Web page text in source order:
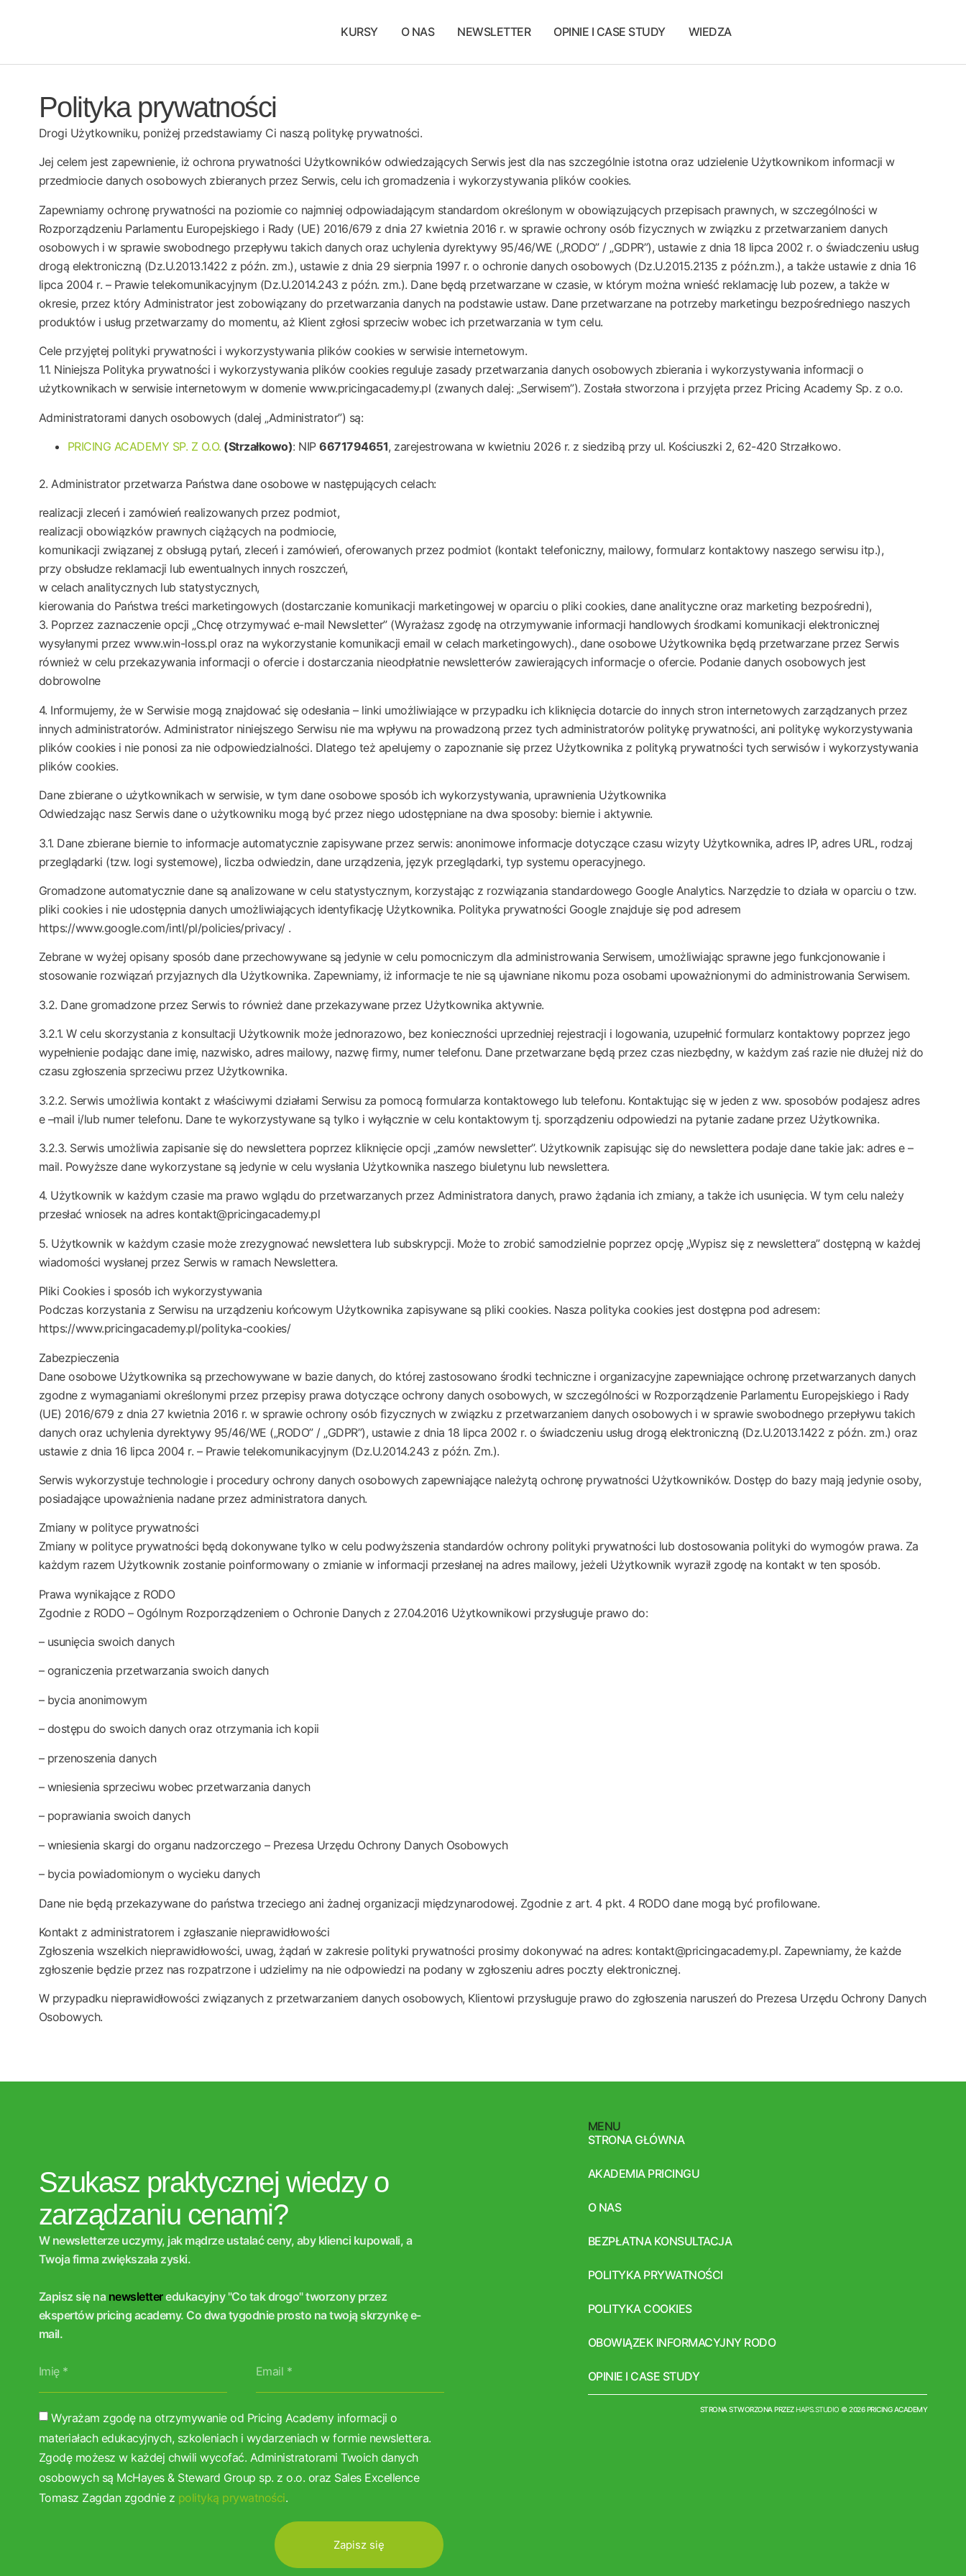
KURSY O NAS NEWSLETTER OPINIE I CASE STUDY WIEDZA
Polityka prywatności
Drogi Użytkowniku, poniżej przedstawiamy Ci naszą politykę prywatności.
Jej celem jest zapewnienie, iż ochrona prywatności Użytkowników odwiedzających Serwis jest dla nas szczególnie istotna oraz udzielenie Użytkownikom informacji w
przedmiocie danych osobowych zbieranych przez Serwis, celu ich gromadzenia i wykorzystywania plików cookies.
Zapewniamy ochronę prywatności na poziomie co najmniej odpowiadającym standardom określonym w obowiązujących przepisach prawnych, w szczególności w
Rozporządzeniu Parlamentu Europejskiego i Rady (UE) 2016/679 z dnia 27 kwietnia 2016 r. w sprawie ochrony osób fizycznych w związku z przetwarzaniem danych
osobowych i w sprawie swobodnego przepływu takich danych oraz uchylenia dyrektywy 95/46/WE („RODO” / „GDPR”), ustawie z dnia 18 lipca 2002 r. o świadczeniu usług
drogą elektroniczną (Dz.U.2013.1422 z późn. zm.), ustawie z dnia 29 sierpnia 1997 r. o ochronie danych osobowych (Dz.U.2015.2135 z późn.zm.), a także ustawie z dnia 16
lipca 2004 r. – Prawie telekomunikacyjnym (Dz.U.2014.243 z późn. zm.). Dane będą przetwarzane w czasie, w którym można wnieść reklamację lub pozew, a także w
okresie, przez który Administrator jest zobowiązany do przetwarzania danych na podstawie ustaw. Dane przetwarzane na potrzeby marketingu bezpośredniego naszych
produktów i usług przetwarzamy do momentu, aż Klient zgłosi sprzeciw wobec ich przetwarzania w tym celu.
Cele przyjętej polityki prywatności i wykorzystywania plików cookies w serwisie internetowym.
1.1. Niniejsza Polityka prywatności i wykorzystywania plików cookies reguluje zasady przetwarzania danych osobowych zbierania i wykorzystywania informacji o
użytkownikach w serwisie internetowym w domenie www.pricingacademy.pl (zwanych dalej: „Serwisem”). Została stworzona i przyjęta przez Pricing Academy Sp. z o.o.
Administratorami danych osobowych (dalej „Administrator”) są:
PRICING ACADEMY SP. Z O.O. (Strzałkowo): NIP6671794651, zarejestrowana w kwietniu 2026 r. z siedzibą przy ul. Kościuszki 2, 62-420 Strzałkowo.
2. Administrator przetwarza Państwa dane osobowe w następujących celach:
realizacji zleceń i zamówień realizowanych przez podmiot,
realizacji obowiązków prawnych ciążących na podmiocie,
komunikacji związanej z obsługą pytań, zleceń i zamówień, oferowanych przez podmiot (kontakt telefoniczny, mailowy, formularz kontaktowy naszego serwisu itp.),
przy obsłudze reklamacji lub ewentualnych innych roszczeń,
w celach analitycznych lub statystycznych,
kierowania do Państwa treści marketingowych (dostarczanie komunikacji marketingowej w oparciu o pliki cookies, dane analityczne oraz marketing bezpośredni),
3. Poprzez zaznaczenie opcji „Chcę otrzymywać e-mail Newsletter” (Wyrażasz zgodę na otrzymywanie informacji handlowych środkami komunikacji elektronicznej
wysyłanymi przez www.win-loss.pl oraz na wykorzystanie komunikacji email w celach marketingowych)., dane osobowe Użytkownika będą przetwarzane przez Serwis
również w celu przekazywania informacji o ofercie i dostarczania nieodpłatnie newsletterów zawierających informacje o ofercie. Podanie danych osobowych jest
dobrowolne
4. Informujemy, że w Serwisie mogą znajdować się odesłania – linki umożliwiające w przypadku ich kliknięcia dotarcie do innych stron internetowych zarządzanych przez
innych administratorów. Administrator niniejszego Serwisu nie ma wpływu na prowadzoną przez tych administratorów politykę prywatności, ani politykę wykorzystywania
plików cookies i nie ponosi za nie odpowiedzialności. Dlatego też apelujemy o zapoznanie się przez Użytkownika z polityką prywatności tych serwisów i wykorzystywania
plików cookies.
Dane zbierane o użytkownikach w serwisie, w tym dane osobowe sposób ich wykorzystywania, uprawnienia Użytkownika
Odwiedzając nasz Serwis dane o użytkowniku mogą być przez niego udostępniane na dwa sposoby: biernie i aktywnie.
3.1. Dane zbierane biernie to informacje automatycznie zapisywane przez serwis: anonimowe informacje dotyczące czasu wizyty Użytkownika, adres IP, adres URL, rodzaj
przeglądarki (tzw. logi systemowe), liczba odwiedzin, dane urządzenia, język przeglądarki, typ systemu operacyjnego.
Gromadzone automatycznie dane są analizowane w celu statystycznym, korzystając z rozwiązania standardowego Google Analytics. Narzędzie to działa w oparciu o tzw.
pliki cookies i nie udostępnia danych umożliwiających identyfikację Użytkownika. Polityka prywatności Google znajduje się pod adresem
https://www.google.com/intl/pl/policies/privacy/ .
Zebrane w wyżej opisany sposób dane przechowywane są jedynie w celu pomocniczym dla administrowania Serwisem, umożliwiając sprawne jego funkcjonowanie i
stosowanie rozwiązań przyjaznych dla Użytkownika. Zapewniamy, iż informacje te nie są ujawniane nikomu poza osobami upoważnionymi do administrowania Serwisem.
3.2. Dane gromadzone przez Serwis to również dane przekazywane przez Użytkownika aktywnie.
3.2.1. W celu skorzystania z konsultacji Użytkownik może jednorazowo, bez konieczności uprzedniej rejestracji i logowania, uzupełnić formularz kontaktowy poprzez jego
wypełnienie podając dane imię, nazwisko, adres mailowy, nazwę firmy, numer telefonu. Dane przetwarzane będą przez czas niezbędny, w każdym zaś razie nie dłużej niż do
czasu zgłoszenia sprzeciwu przez Użytkownika.
3.2.2. Serwis umożliwia kontakt z właściwymi działami Serwisu za pomocą formularza kontaktowego lub telefonu. Kontaktując się w jeden z ww. sposobów podajesz adres
e –mail i/lub numer telefonu. Dane te wykorzystywane są tylko i wyłącznie w celu kontaktowym tj. sporządzeniu odpowiedzi na pytanie zadane przez Użytkownika.
3.2.3. Serwis umożliwia zapisanie się do newslettera poprzez kliknięcie opcji „zamów newsletter”. Użytkownik zapisując się do newslettera podaje dane takie jak: adres e –
mail. Powyższe dane wykorzystane są jedynie w celu wysłania Użytkownika naszego biuletynu lub newslettera.
4. Użytkownik w każdym czasie ma prawo wglądu do przetwarzanych przez Administratora danych, prawo żądania ich zmiany, a także ich usunięcia. W tym celu należy
przesłać wniosek na adres kontakt@pricingacademy.pl
5. Użytkownik w każdym czasie może zrezygnować newslettera lub subskrypcji. Może to zrobić samodzielnie poprzez opcję „Wypisz się z newslettera” dostępną w każdej
wiadomości wysłanej przez Serwis w ramach Newslettera.
Pliki Cookies i sposób ich wykorzystywania
Podczas korzystania z Serwisu na urządzeniu końcowym Użytkownika zapisywane są pliki cookies. Nasza polityka cookies jest dostępna pod adresem:
https://www.pricingacademy.pl/polityka-cookies/
Zabezpieczenia
Dane osobowe Użytkownika są przechowywane w bazie danych, do której zastosowano środki techniczne i organizacyjne zapewniające ochronę przetwarzanych danych
zgodne z wymaganiami określonymi przez przepisy prawa dotyczące ochrony danych osobowych, w szczególności w Rozporządzenie Parlamentu Europejskiego i Rady
(UE) 2016/679 z dnia 27 kwietnia 2016 r. w sprawie ochrony osób fizycznych w związku z przetwarzaniem danych osobowych i w sprawie swobodnego przepływu takich
danych oraz uchylenia dyrektywy 95/46/WE („RODO” / „GDPR”), ustawie z dnia 18 lipca 2002 r. o świadczeniu usług drogą elektroniczną (Dz.U.2013.1422 z późn. zm.) oraz
ustawie z dnia 16 lipca 2004 r. – Prawie telekomunikacyjnym (Dz.U.2014.243 z późn. Zm.).
Serwis wykorzystuje technologie i procedury ochrony danych osobowych zapewniające należytą ochronę prywatności Użytkowników. Dostęp do bazy mają jedynie osoby,
posiadające upoważnienia nadane przez administratora danych.
Zmiany w polityce prywatności
Zmiany w polityce prywatności będą dokonywane tylko w celu podwyższenia standardów ochrony polityki prywatności lub dostosowania polityki do wymogów prawa. Za
każdym razem Użytkownik zostanie poinformowany o zmianie w informacji przesłanej na adres mailowy, jeżeli Użytkownik wyraził zgodę na kontakt w ten sposób.
Prawa wynikające z RODO
Zgodnie z RODO – Ogólnym Rozporządzeniem o Ochronie Danych z 27.04.2016 Użytkownikowi przysługuje prawo do:
– usunięcia swoich danych
– ograniczenia przetwarzania swoich danych
– bycia anonimowym
– dostępu do swoich danych oraz otrzymania ich kopii
– przenoszenia danych
– wniesienia sprzeciwu wobec przetwarzania danych
– poprawiania swoich danych
– wniesienia skargi do organu nadzorczego – Prezesa Urzędu Ochrony Danych Osobowych
– bycia powiadomionym o wycieku danych
Dane nie będą przekazywane do państwa trzeciego ani żadnej organizacji międzynarodowej. Zgodnie z art. 4 pkt. 4 RODO dane mogą być profilowane.
Kontakt z administratorem i zgłaszanie nieprawidłowości
Zgłoszenia wszelkich nieprawidłowości, uwag, żądań w zakresie polityki prywatności prosimy dokonywać na adres: kontakt@pricingacademy.pl. Zapewniamy, że każde
zgłoszenie będzie przez nas rozpatrzone i udzielimy na nie odpowiedzi na podany w zgłoszeniu adres poczty elektronicznej.
W przypadku nieprawidłowości związanych z przetwarzaniem danych osobowych, Klientowi przysługuje prawo do zgłoszenia naruszeń do Prezesa Urzędu Ochrony Danych
Osobowych.
Szukasz praktycznej wiedzy o
zarządzaniu cenami?
W newsletterze uczymy, jak mądrze ustalać ceny, aby klienci kupowali, a
Twoja firma zwiększała zyski.
Zapisz się na newsletteredukacyjny "Co tak drogo" tworzony przez
ekspertów pricing academy. Co dwa tygodnie prosto na twoją skrzynkę e-
mail.
Wyrażam zgodę na otrzymywanie od Pricing Academy informacji o
materiałach edukacyjnych, szkoleniach i wydarzeniach w formie newslettera.
Zgodę możesz w każdej chwili wycofać. Administratorami Twoich danych
osobowych są McHayes & Steward Group sp. z o.o. oraz Sales Excellence
Tomasz Zagdan zgodnie z polityką prywatności.
Zapisz się
MENU
STRONA GŁÓWNA
AKADEMIA PRICINGU
O NAS
BEZPŁATNA KONSULTACJA
POLITYKA PRYWATNOŚCI
POLITYKA COOKIES
OBOWIĄZEK INFORMACYJNY RODO
OPINIE I CASE STUDY
STRONA STWORZONA PRZEZHAPS.STUDIO © 2026 PRICING ACADEMY